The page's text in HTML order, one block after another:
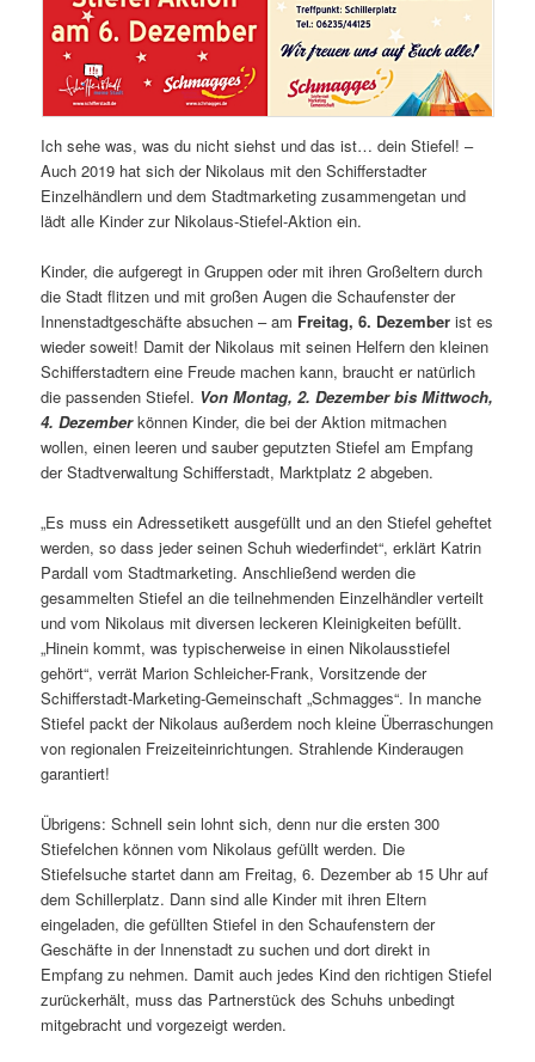
Ich sehe was, was du nicht siehst und das ist… dein Stiefel! –
Auch 2019 hat sich der Nikolaus mit den Schifferstadter
Einzelhändlern und dem Stadtmarketing zusammengetan und
lädt alle Kinder zur Nikolaus-Stiefel-Aktion ein.
Kinder, die aufgeregt in Gruppen oder mit ihren Großeltern durch
die Stadt flitzen und mit großen Augen die Schaufenster der
Innenstadtgeschäfte absuchen – am Freitag, 6. Dezember ist es
wieder soweit! Damit der Nikolaus mit seinen Helfern den kleinen
Schifferstadtern eine Freude machen kann, braucht er natürlich
die passenden Stiefel. Von Montag, 2. Dezember bis Mittwoch,
4. Dezemberkönnen Kinder, die bei der Aktion mitmachen
wollen, einen leeren und sauber geputzten Stiefel am Empfang
der Stadtverwaltung Schifferstadt, Marktplatz 2 abgeben.
„Es muss ein Adressetikett ausgefüllt und an den Stiefel geheftet
werden, so dass jeder seinen Schuh wiederfindet“, erklärt Katrin
Pardall vom Stadtmarketing. Anschließend werden die
gesammelten Stiefel an die teilnehmenden Einzelhändler verteilt
und vom Nikolaus mit diversen leckeren Kleinigkeiten befüllt.
„Hinein kommt, was typischerweise in einen Nikolausstiefel
gehört“, verrät Marion Schleicher-Frank, Vorsitzende der
Schifferstadt-Marketing-Gemeinschaft „Schmagges“. In manche
Stiefel packt der Nikolaus außerdem noch kleine Überraschungen
von regionalen Freizeiteinrichtungen. Strahlende Kinderaugen
garantiert!
Übrigens: Schnell sein lohnt sich, denn nur die ersten 300
Stiefelchen können vom Nikolaus gefüllt werden. Die
Stiefelsuche startet dann am Freitag, 6. Dezember ab 15 Uhr auf
dem Schillerplatz. Dann sind alle Kinder mit ihren Eltern
eingeladen, die gefüllten Stiefel in den Schaufenstern der
Geschäfte in der Innenstadt zu suchen und dort direkt in
Empfang zu nehmen. Damit auch jedes Kind den richtigen Stiefel
zurückerhält, muss das Partnerstück des Schuhs unbedingt
mitgebracht und vorgezeigt werden.